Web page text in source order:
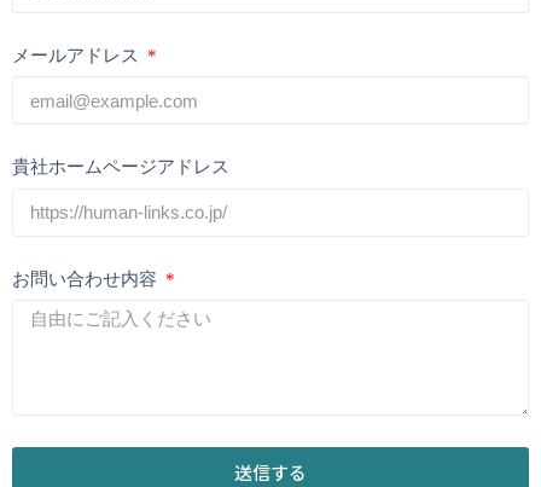
メールアドレス
貴社ホームページアドレス
お問い合わせ内容
送信する